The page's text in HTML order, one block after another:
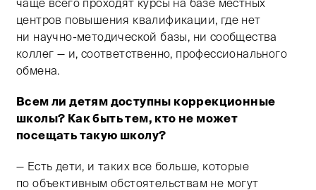
чаще всего проходят курсы на базе местных
центров повышения квалификации, где нет
ни научно-методической базы, ни сообщества
коллег — и, соответственно, профессионального
обмена.
Всем ли детям доступны коррекционные
школы? Как быть тем, кто не может
посещать такую школу?
— Есть дети, и таких все больше, которые
по объективным обстоятельствам не могут